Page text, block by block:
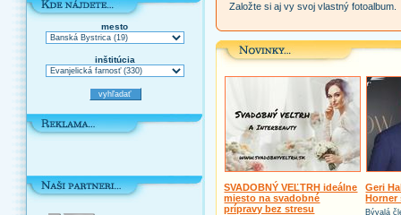
mesto
inštitúcia
Založte si aj vy svoj vlastný fotoalbum.
SVADOBNÝ VEĽTRH ideálne
miesto na svadobné
prípravy bez stresu
Geri
Horner
Bývalá